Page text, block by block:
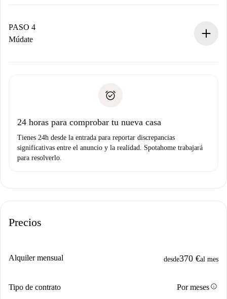
contacto con el propietario.
Si es rechazada: No te haremos ningún cargo y te
Prueba de solvencia
PASO 4
Múdate
no nos comunicas ningún problema.
24 horas para comprobar tu nueva casa
Tienes 24h desde la entrada para reportar discrepancias
significativas entre el anuncio y la realidad. Spotahome trabajará
para resolverlo.
Precios
Alquiler mensual desde370 €al mes
Tipo de contrato Por mesesinfo